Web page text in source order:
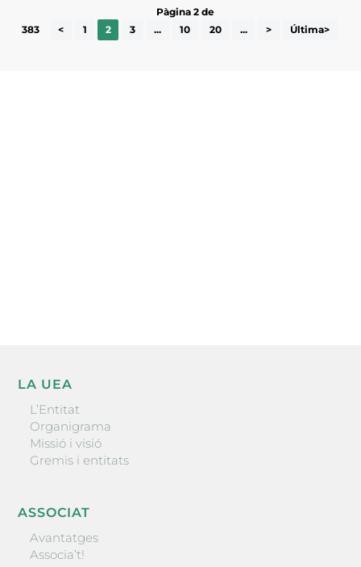
Pàgina 2 de
383
< 1 2 3 ... 10 20 ... > Última>
LA UEA
L’Entitat
Organigrama
Missió i visió
Gremis i entitats
ASSOCIAT
Avantatges
Associa’t!